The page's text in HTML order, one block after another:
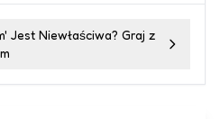
Jest Niewłaściwa? Graj z